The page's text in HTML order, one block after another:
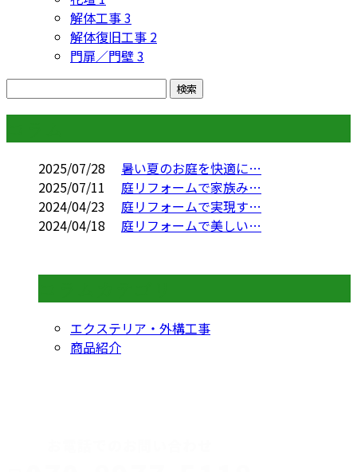
解体工事3
解体復旧工事 2
門扉／門壁3
2025/07/28
暑い夏のお庭を快適に…
2025/07/11
庭リフォームで家族み…
2024/04/23
庭リフォームで実現す…
2024/04/18
庭リフォームで美しい…
エクステリア・外構工事
商品紹介